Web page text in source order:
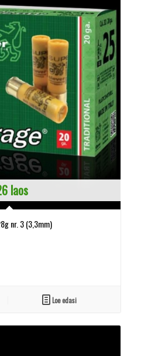
laos
nr. 3 (3,3mm)
Loe edasi